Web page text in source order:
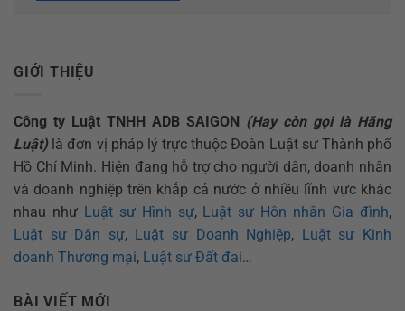
GIỚI THIỆU
Công ty Luật TNHH ADB SAIGON (Hay còn gọi là Hãng
Luật) là đơn vị pháp lý trực thuộc Đoàn Luật sư Thành phố
Hồ Chí Minh. Hiện đang hỗ trợ cho người dân, doanh nhân
và doanh nghiệp trên khắp cả nước ở nhiều lĩnh vực khác
nhau như Luật sư Hình sự, Luật sư Hôn nhân Gia đình,
Luật sư Dân sự, Luật sư Doanh Nghiệp, Luật sư Kinh
doanh Thương mại, Luật sư Đất đai…
BÀI VIẾT MỚI